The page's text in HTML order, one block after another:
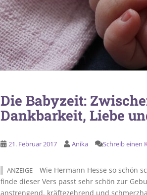
Die Babyzeit:
Dankbarkeit, Liebe
21. Februar 2017 Anika Schreib einen
ANZEIGE
Wie Hermann Hesse so schön
finde dieser Vers passt sehr schön zur
anstrengend, kräftezehrend und